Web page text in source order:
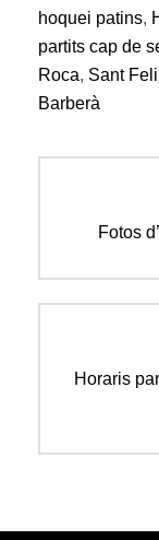
hoquei patins,
partits cap de
Roca, Sant
Barberà
Fotos
Next
Horaris